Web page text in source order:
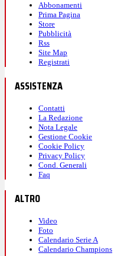
Abbonamenti
Prima Pagina
Store
Pubblicità
Rss
Site Map
Registrati
ASSISTENZA
Contatti
La Redazione
Nota Legale
Gestione Cookie
Cookie Policy
Privacy Policy
Cond. Generali
Faq
ALTRO
Video
Foto
Calendario Serie A
Calendario Champions